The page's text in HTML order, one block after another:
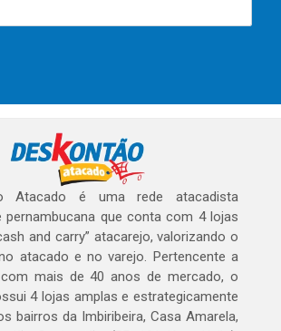
Atacado é uma rede atacadista
pernambucana que conta com 4 lojas
and carry” atacarejo, valorizando o
atacado e no varejo. Pertencente a
mais de 40 anos de mercado, o
4 lojas amplas e estrategicamente
bairros da Imbiribeira, Casa Amarela,